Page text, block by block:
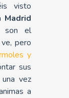
visto
Madrid
son el
pero
y
sus
vez
a